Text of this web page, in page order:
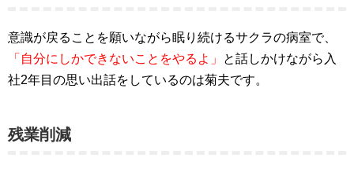
意識が戻ることを願いながら眠り続けるサクラの病室で、
「自分にしかできないことをやるよ」
と話しかけながら 入
社2年目の思い出話をしているのは菊夫です。
残業削減